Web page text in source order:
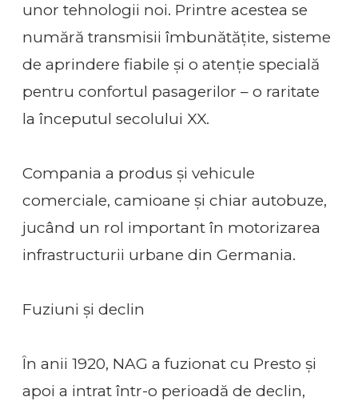
unor tehnologii noi. Printre acestea se
numără transmisii îmbunătățite, sisteme
de aprindere fiabile și o atenție specială
pentru confortul pasagerilor – o raritate
la începutul secolului XX.
Compania a produs și vehicule
comerciale, camioane și chiar autobuze,
jucând un rol important în motorizarea
infrastructurii urbane din Germania.
Fuziuni și declin
În anii 1920, NAG a fuzionat cu Presto și
apoi a intrat într-o perioadă de declin,